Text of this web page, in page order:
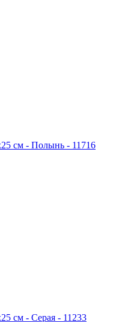
cм - Полынь - 11716
cм - Серая - 11233